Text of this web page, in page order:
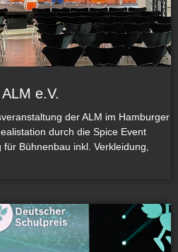
e.V.
der ALM im Hamburger
durch die Spice Event
Bühnenbau inkl. Verkleidung,